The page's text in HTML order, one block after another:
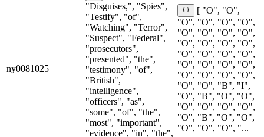
ny0081025
"Disguises,", "Spies",
"Testify", "of",
"Watching", "Terror",
"Suspect", "Federal",
"prosecutors",
"presented", "the",
"testimony", "of",
"British",
"intelligence",
"officers", "as",
"some", "of", "the",
"most", "important",
"evidence", "in", "the",
[ "O", "O",
"O", "O", "O", "O",
"O", "O", "O", "O",
"O", "O", "O", "O",
"O", "O", "O", "O",
"O", "O", "O", "O",
"O", "O", "O", "O",
"O", "O", "B", "I",
"O", "B", "O", "O",
"O", "O", "O", "O",
"O", "B", "O", "O",
"O", "O", "O", "...